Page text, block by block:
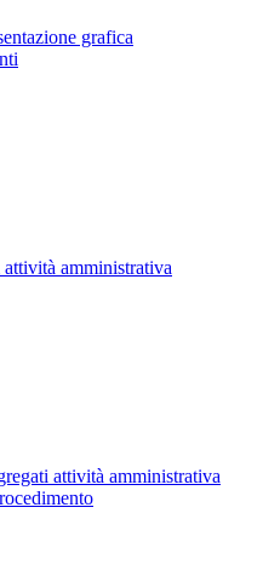
grafica
amministrativa
attività amministrativa